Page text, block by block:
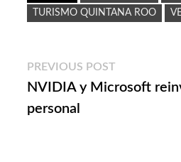
TURISMO QUINTANA ROO
Navegación
de
PREVIOUS POST
post:
NVIDIA y Microsoft
personal